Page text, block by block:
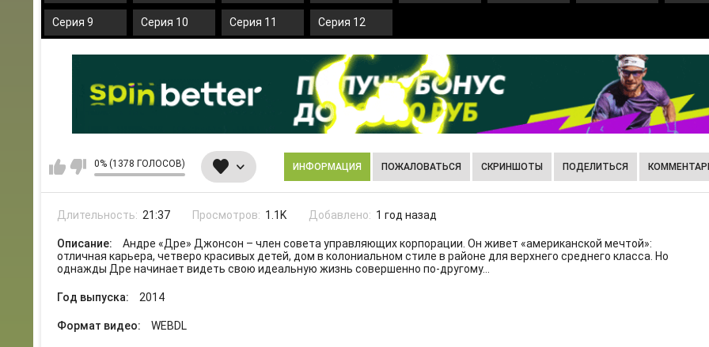
Серия 9 Серия 10 Серия 11 Серия 12
0% (1378 ГОЛОСОВ) ИНФОРМАЦИЯ ПОЖАЛОВАТЬСЯ СКРИНШОТЫ ПОДЕЛИТЬСЯ
Длительность: 21:37 Просмотров: 1.1K Добавлено: 1 год назад
Описание:
Андре «Дре» Джонсон – член совета управляющих корпорации. Он живет «американской мечтой»:
отличная карьера, четверо красивых детей, дом в колониальном стиле в районе для верхнего среднего класса. Но
однажды Дре начинает видеть свою идеальную жизнь совершенно по-другому…
Год выпуска: 2014
Формат видео: WEBDL